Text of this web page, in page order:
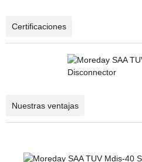
Certificaciones
Nuestras ventajas